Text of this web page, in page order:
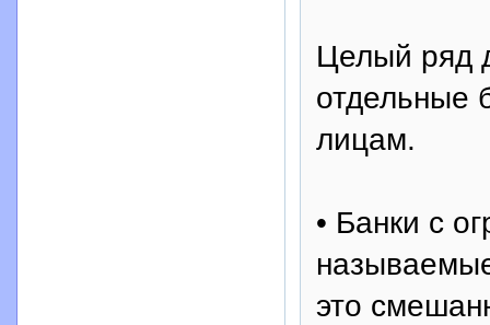
Целый ряд
отдельные
лицам.
• Банки с
это